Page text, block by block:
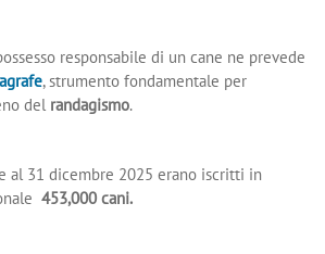
responsabile di un cane ne prevede
, strumento fondamentale per
del randagismo.
al 31 dicembre 2025 erano iscritti in
453,000 cani.